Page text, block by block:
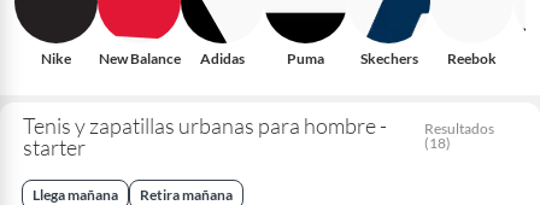
Nike New Balance Adidas Puma Skechers Reebok
Tenis y zapatillas urbanas para hombre -
starter
Resultados
(18)
Llega mañana Retira mañana